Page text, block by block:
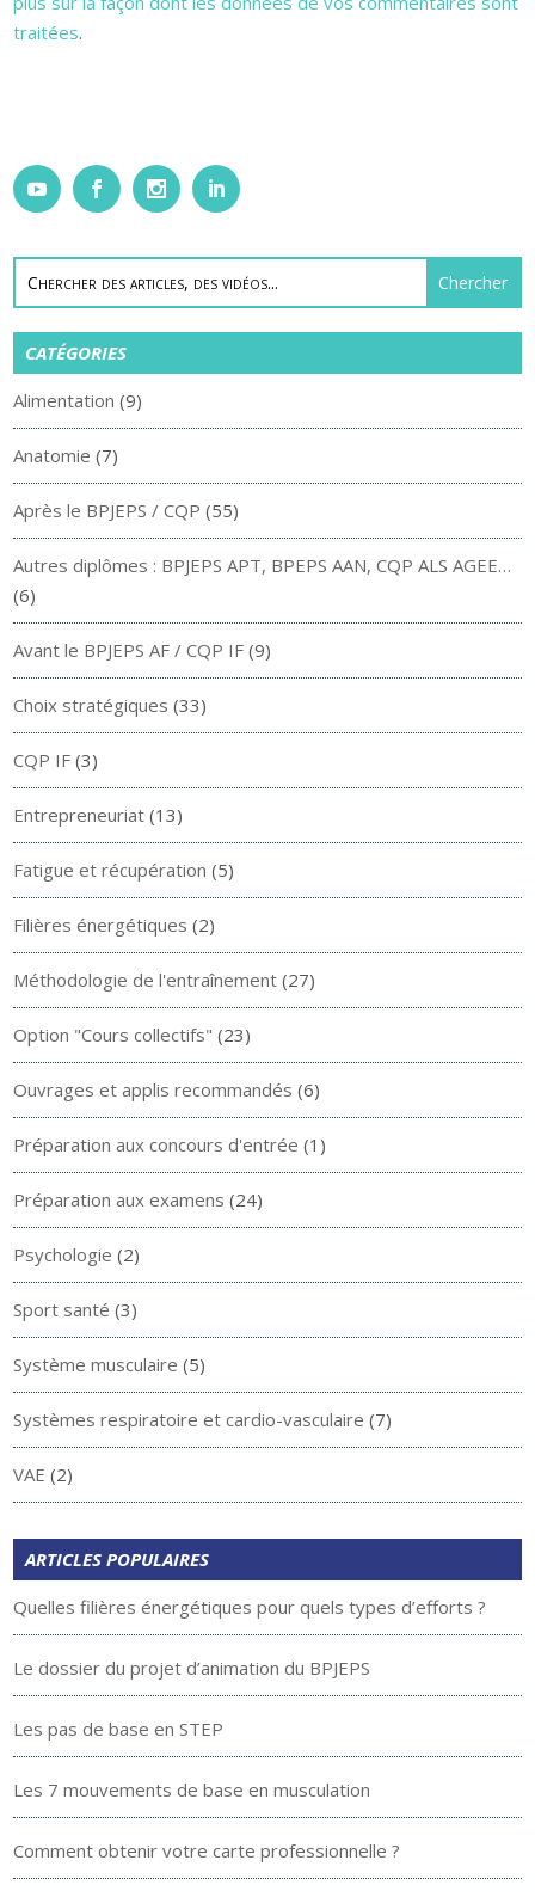
traitées.
CATÉGORIES
Alimentation (9)
Anatomie (7)
Après le BPJEPS / CQP (55)
Autres diplômes : BPJEPS APT, BPEPS AAN, CQP ALS AGEE…
(6)
Avant le BPJEPS AF / CQP IF (9)
Choix stratégiques (33)
CQP IF (3)
Entrepreneuriat (13)
Fatigue et récupération (5)
Filières énergétiques (2)
Méthodologie de l'entraînement (27)
Option "Cours collectifs" (23)
Ouvrages et applis recommandés (6)
Préparation aux concours d'entrée (1)
Préparation aux examens (24)
Psychologie (2)
Sport santé (3)
Système musculaire (5)
Systèmes respiratoire et cardio-vasculaire (7)
VAE (2)
ARTICLES POPULAIRES
Quelles filières énergétiques pour quels types d’efforts ?
Le dossier du projet d’animation du BPJEPS
Les pas de base en STEP
Les 7 mouvements de base en musculation
Comment obtenir votre carte professionnelle ?